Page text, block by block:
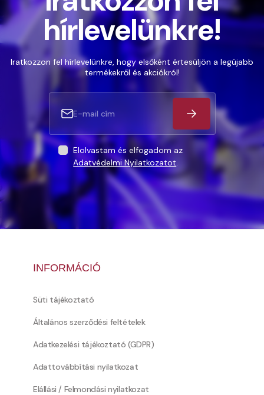
hírlevelünkre!
Iratkozzon fel hírlevelünkre, hogy elsőként értesüljön a legújabb
termékekről és akciókról!
Elolvastam és elfogadom az
Adatvédelmi Nyilatkozatot.
INFORMÁCIÓ
Süti tájékoztató
Általános szerződési feltételek
Adatkezelési tájékoztató (GDPR)
Adattovábbítási nyilatkozat
Elállási / Felmondási nyilatkozat